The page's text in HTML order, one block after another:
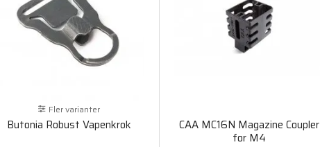
Fler varianter
Butonia Robust Vapenkrok CAA MC16N Magazine Coupler
for M4